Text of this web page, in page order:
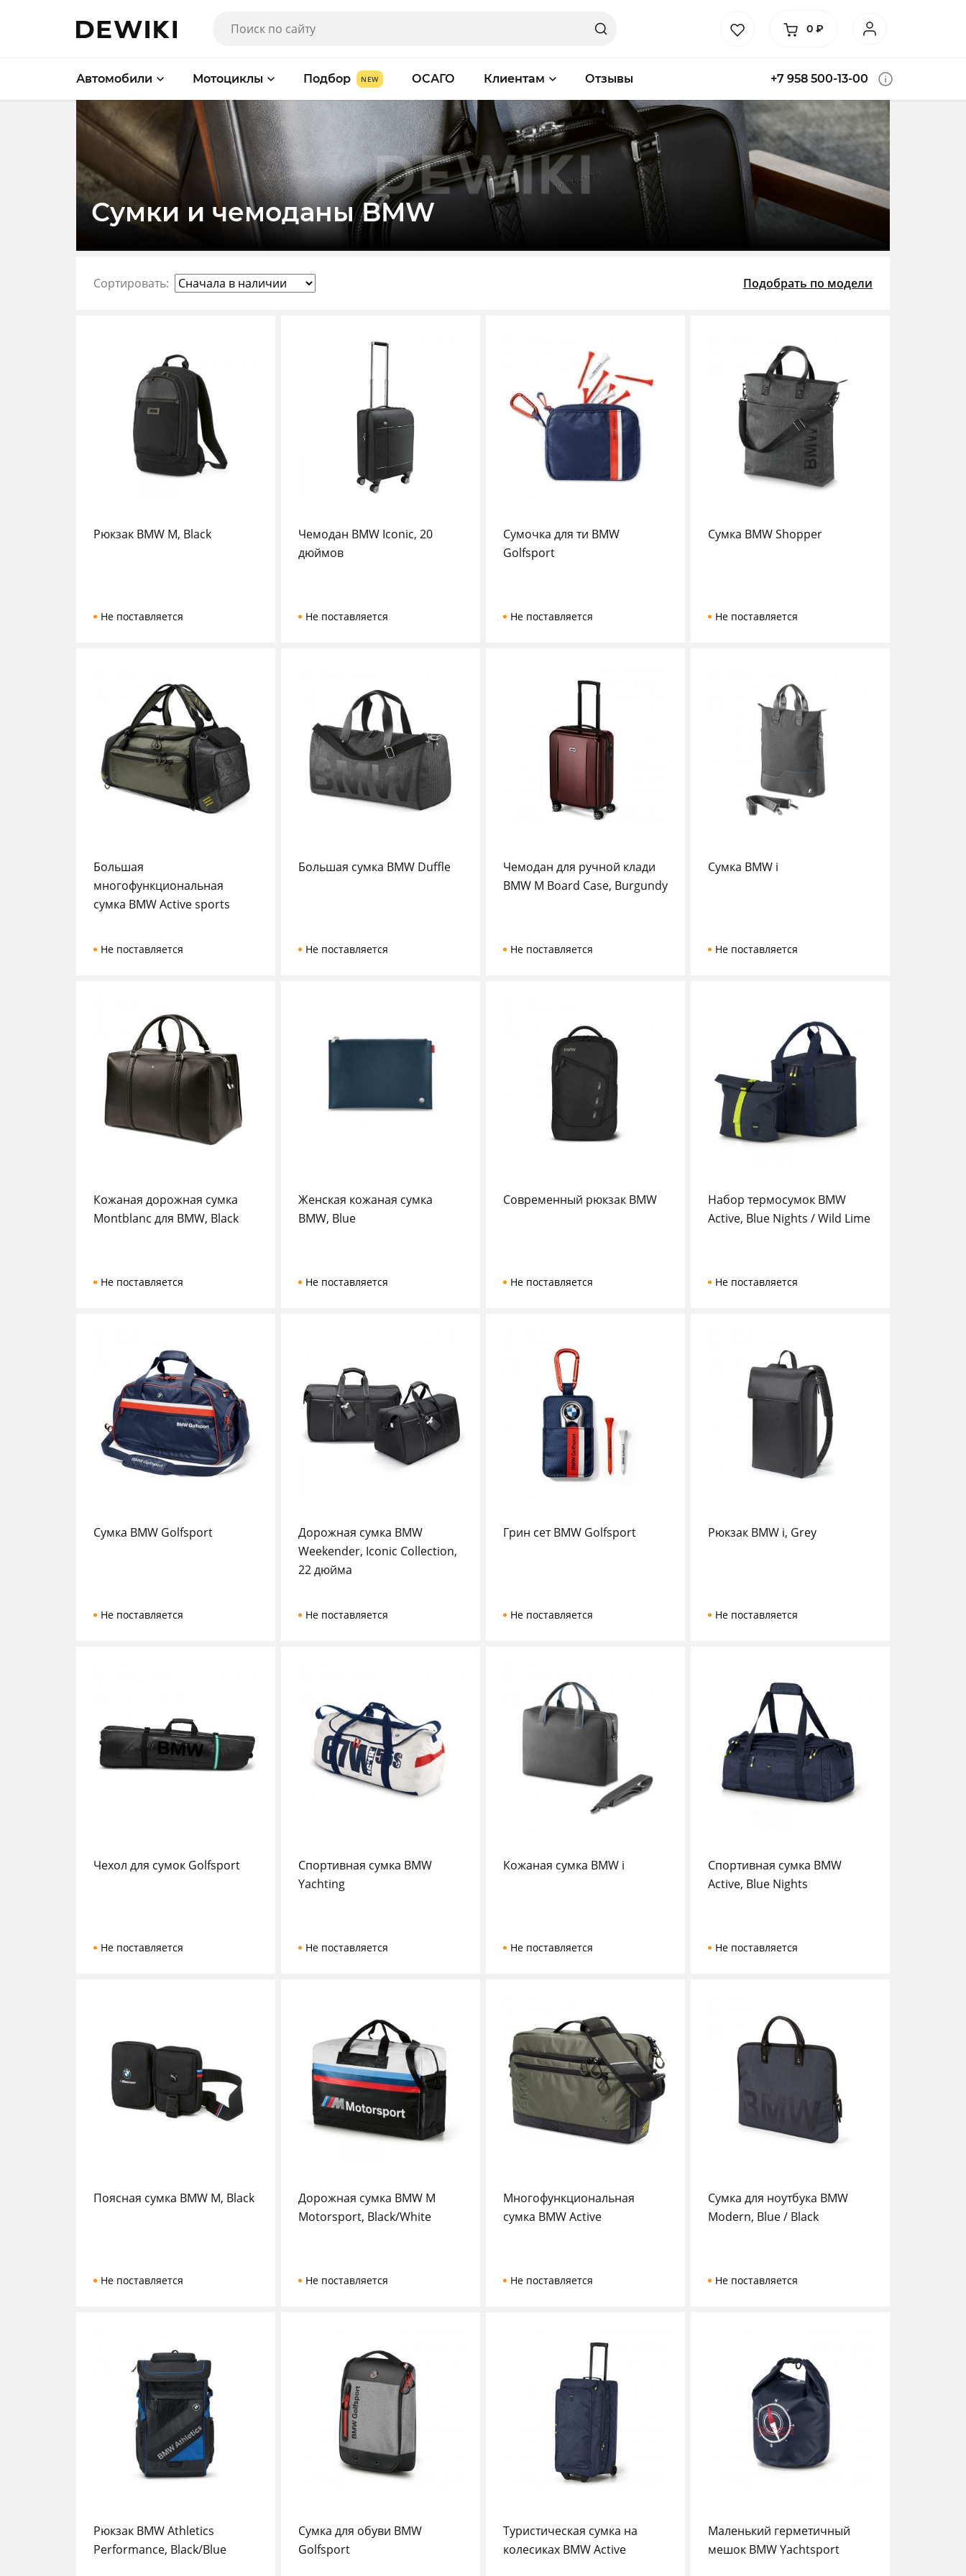
0 ₽
Автомобили Мотоциклы Подбор ОСАГО Клиентам Отзывы +7 958 500-13-00
Сумки и чемоданы BMW
Сортировать: Подобрать по модели
Рюкзак BMW M, Black
Не поставляется
Чемодан BMW Iconic, 20
дюймов
Не поставляется
Сумочка для ти BMW
Golfsport
Не поставляется
Сумка BMW Shopper
Не поставляется
Большая
многофункциональная
сумка BMW Active sports
Не поставляется
Большая сумка BMW Duffle
Не поставляется
Чемодан для ручной клади
BMW M Board Case, Burgundy
Не поставляется
Сумка BMW i
Не поставляется
Кожаная дорожная сумка
Montblanc для BMW, Black
Не поставляется
Женская кожаная сумка
BMW, Blue
Не поставляется
Современный рюкзак BMW
Не поставляется
Набор термосумок BMW
Active, Blue Nights / Wild Lime
Не поставляется
Сумка BMW Golfsport
Не поставляется
Дорожная сумка BMW
Weekender, Iconic Collection,
22 дюйма
Не поставляется
Грин сет BMW Golfsport
Не поставляется
Рюкзак BMW i, Grey
Не поставляется
Чехол для сумок Golfsport
Не поставляется
Спортивная сумка BMW
Yachting
Не поставляется
Кожаная сумка BMW i
Не поставляется
Спортивная сумка BMW
Active, Blue Nights
Не поставляется
Поясная сумка BMW M, Black
Не поставляется
Дорожная сумка BMW M
Motorsport, Black/White
Не поставляется
Многофункциональная
сумка BMW Active
Не поставляется
Сумка для ноутбука BMW
Modern, Blue / Black
Не поставляется
Рюкзак BMW Athletics
Performance, Black/Blue
Сумка для обуви BMW
Golfsport
Туристическая сумка на
колесиках BMW Active
Маленький герметичный
мешок BMW Yachtsport